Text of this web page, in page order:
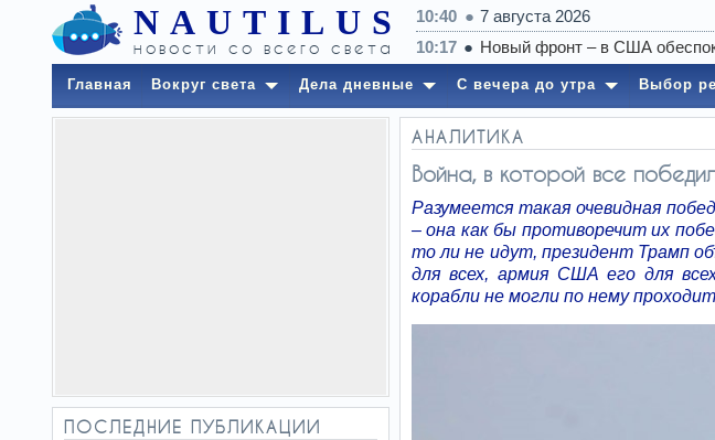
NAUTILUS
новости со всего света
10:40 7 августа 2026
10:17
Новый фронт – в США
Главная Вокруг света Дела дневные С вечера до утра Выбор
ПОСЛЕДНИЕ ПУБЛИКАЦИИ
АНАЛИТИКА
Война, в которой все
Разумеется такая очевидная
– она как бы противоречит их
то ли не идут, президент Трамп
для всех, армия США его для
корабли не могли по нему